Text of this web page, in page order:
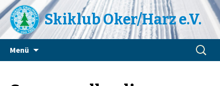
Skiklub Oker/Harz e.V.
Menü
Suchen
nach: